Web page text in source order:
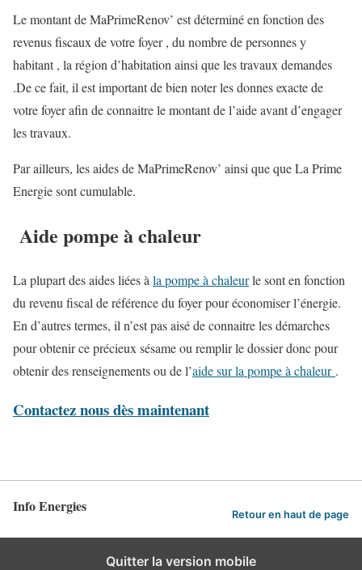
Le montant de MaPrimeRenov’ est déterminé en fonction des
revenus fiscaux de votre foyer , du nombre de personnes y
habitant , la région d’habitation ainsi que les travaux demandes
.De ce fait, il est important de bien noter les donnes exacte de
votre foyer afin de connaitre le montant de l’aide avant d’engager
les travaux.
Par ailleurs, les aides de MaPrimeRenov’ ainsi que que La Prime
Energie sont cumulable.
Aide pompe à chaleur
La plupart des aides liées à la pompe à chaleurle sont en fonction
du revenu fiscal de référence du foyer pour économiser l’énergie.
En d’autres termes, il n’est pas aisé de connaitre les démarches
pour obtenir ce précieux sésame ou remplir le dossier donc pour
obtenir des renseignements ou de l’aide sur la pompe à chaleur .
Contactez nous dès maintenant
Info Energies Retour en haut de page
Quitter la version mobile